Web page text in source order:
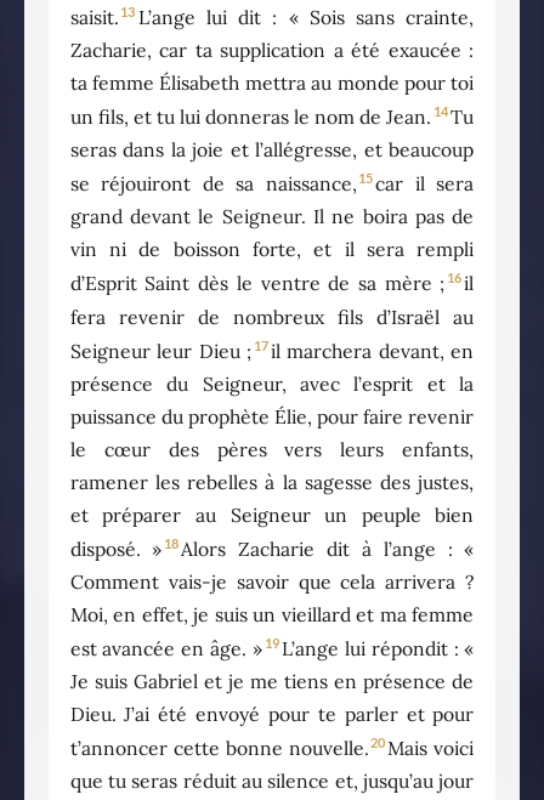
saisit. 13 L’ange lui dit : « Sois sans crainte,
Zacharie, car ta supplication a été exaucée :
ta femme Élisabeth mettra au monde pour toi
un fils, et tu lui donneras le nom de Jean. 14Tu
seras dans la joie et l’allégresse, et beaucoup
se réjouiront de sa naissance, 15car il sera
grand devant le Seigneur. Il ne boira pas de
vin ni de boisson forte, et il sera rempli
d’Esprit Saint dès le ventre de sa mère ; 16il
fera revenir de nombreux fils d’Israël au
Seigneur leur Dieu ; 17il marchera devant, en
présence du Seigneur, avec l’esprit et la
puissance du prophète Élie, pour faire revenir
le cœur des pères vers leurs enfants,
ramener les rebelles à la sagesse des justes,
et préparer au Seigneur un peuple bien
disposé. » 18 Alors Zacharie dit à l’ange : «
Comment vais-je savoir que cela arrivera ?
Moi, en effet, je suis un vieillard et ma femme
est avancée en âge. » 19 L’ange lui répondit : «
Je suis Gabriel et je me tiens en présence de
Dieu. J’ai été envoyé pour te parler et pour
t’annoncer cette bonne nouvelle.20Mais voici
que tu seras réduit au silence et, jusqu’au jour